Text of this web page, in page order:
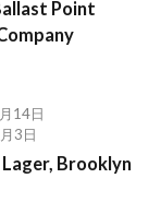
Point
14日
3日
Brooklyn